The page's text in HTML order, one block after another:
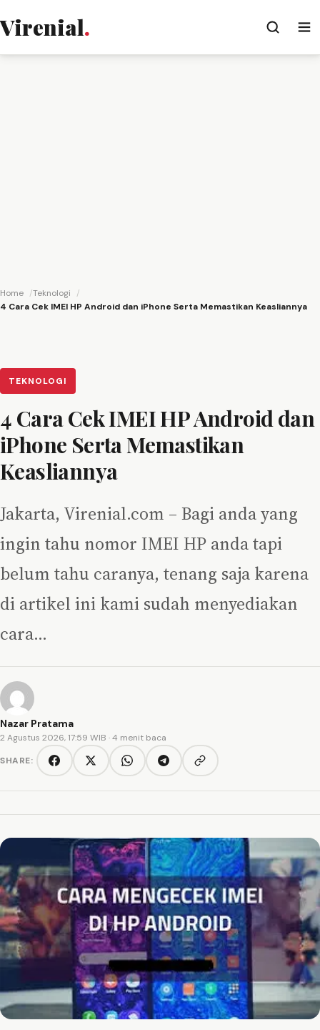
Virenial.
Home
Teknologi
4 Cara Cek IMEI HP Android dan iPhone Serta Memastikan Keasliannya
TEKNOLOGI
4 Cara Cek IMEI HP Android dan
iPhone Serta Memastikan
Keasliannya
Jakarta, Virenial.com – Bagi anda yang
ingin tahu nomor IMEI HP anda tapi
belum tahu caranya, tenang saja karena
di artikel ini kami sudah menyediakan
cara…
Nazar Pratama
2 Agustus 2026, 17:59 WIB · 4 menit baca
SHARE:
FacebookTwitter/XWhatsAppTelegramCopy link